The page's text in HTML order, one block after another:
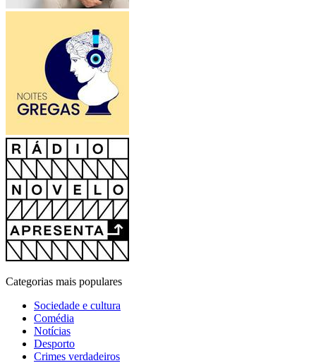
Categorias mais populares
Sociedade e cultura
Comédia
Notícias
Desporto
Crimes verdadeiros